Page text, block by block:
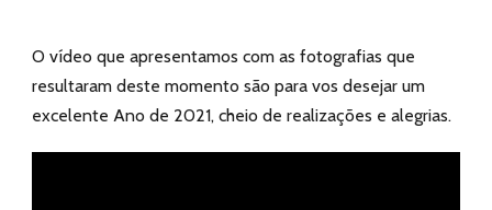
O vídeo que apresentamos com as fotografias que
resultaram deste momento são para vos desejar um
excelente Ano de 2021, cheio de realizações e alegrias.